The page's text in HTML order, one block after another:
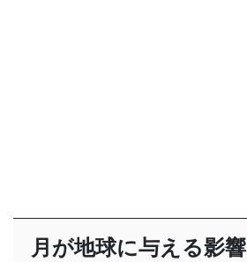
月が地球に与える影響